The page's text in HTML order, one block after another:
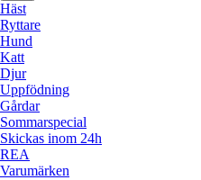
Häst
Ryttare
Hund
Katt
Djur
Uppfödning
Gårdar
Sommarspecial
Skickas inom 24h
REA
Varumärken